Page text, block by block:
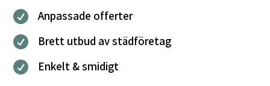
 Anpassade offerter
 Brett utbud av städföretag
 Enkelt & smidigt